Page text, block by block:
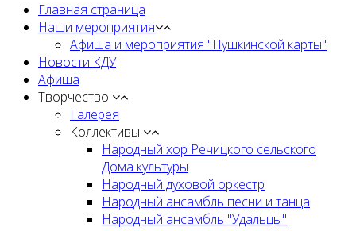
Главная страница
Наши мероприятия
Афиша и мероприятия "Пушкинской карты"
Новости КДУ
Афиша
Творчество
Галерея
Коллективы
Народный хор Речицкого сельского
Дома культуры
Народный духовой оркестр
Народный ансамбль песни и танца
Народный ансамбль "Удальцы"